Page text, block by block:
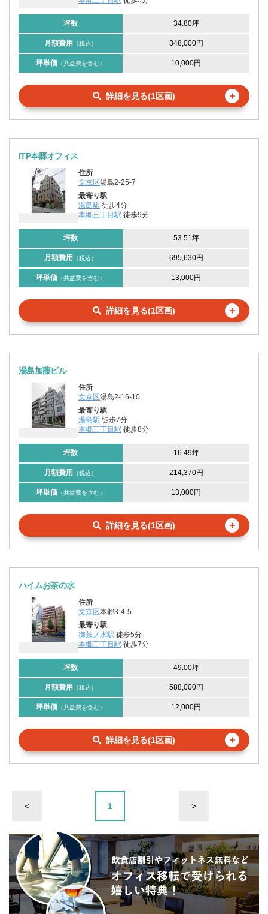
坪数 34.80坪
月額費用 （税込） 348,000円
坪単価 （共益費を含む） 10,000円
詳細を見る(1区画) ＋
ITP本郷オフィス
住所
文京区湯島2-25-7
最寄り駅
湯島駅 徒歩4分
本郷三丁目駅 徒歩9分
坪数 53.51坪
月額費用 （税込） 695,630円
坪単価 （共益費を含む） 13,000円
詳細を見る(1区画) ＋
湯島加藤ビル
住所
文京区湯島2-16-10
最寄り駅
湯島駅 徒歩7分
本郷三丁目駅 徒歩8分
坪数 16.49坪
月額費用 （税込） 214,370円
坪単価 （共益費を含む） 13,000円
詳細を見る(1区画) ＋
ハイムお茶の水
住所
文京区本郷3-4-5
最寄り駅
御茶ノ水駅 徒歩5分
本郷三丁目駅 徒歩7分
坪数 49.00坪
月額費用 （税込） 588,000円
坪単価 （共益費を含む） 12,000円
詳細を見る(1区画) ＋
< 1 >